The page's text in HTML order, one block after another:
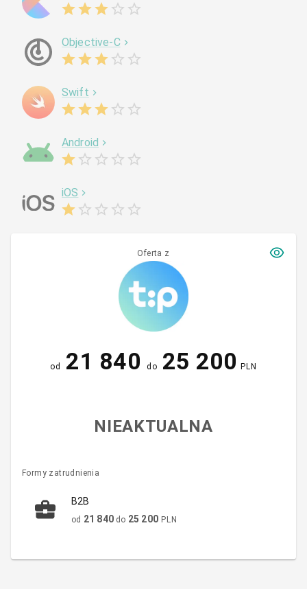
Objective-C
Swift
Android
iOS
Oferta z
od 21 840 do 25 200 PLN
NIEAKTUALNA
Formy zatrudnienia
B2B
od 21 840 do 25 200 PLN